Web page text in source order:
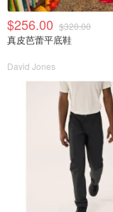
$256.00 $320.00
真皮芭蕾平底鞋
David Jones